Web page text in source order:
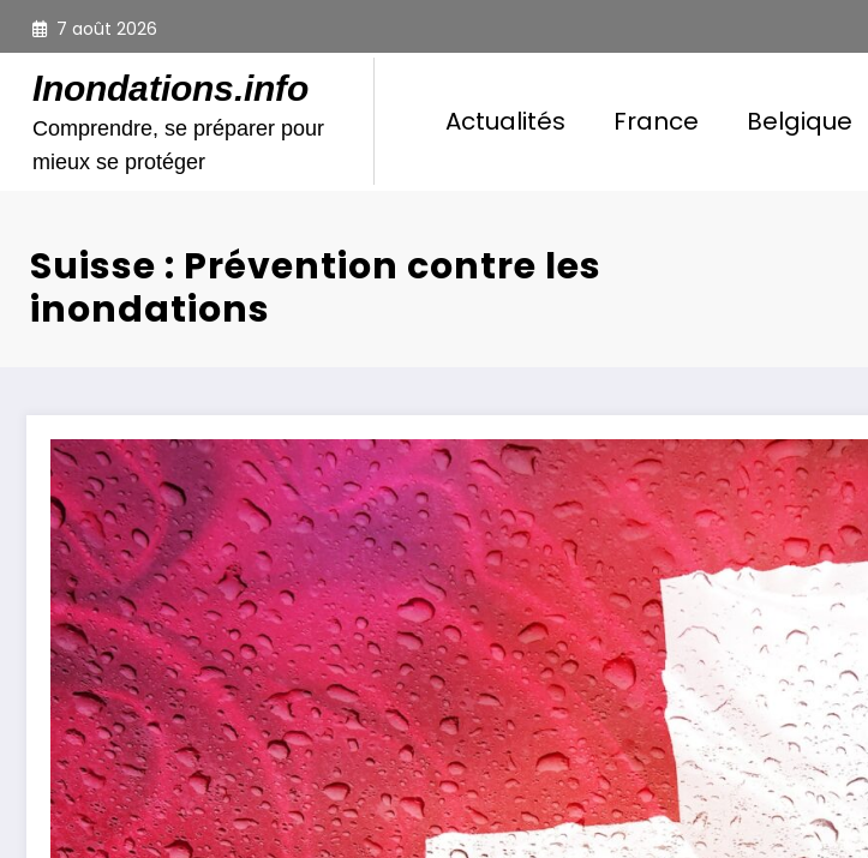
Aller
contenu
7 août 2026
Inondations.info
Comprendre, se préparer pour
mieux se protéger
Actualités France Belgique
Suisse : Prévention contre les
inondations